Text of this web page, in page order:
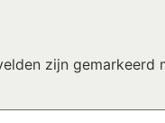
zijn gemarkeerd